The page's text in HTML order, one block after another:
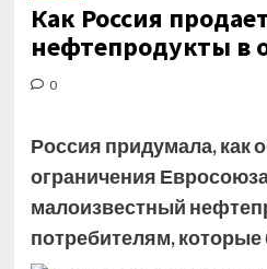
Как Россия
нефтепродукты в
0
Россия придумала, как
ограничения
малоизвестный
потребителям, которые